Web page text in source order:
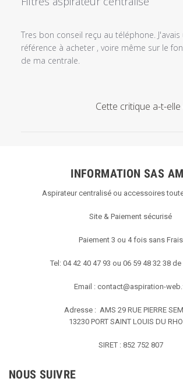
Tres bon conseil reçu au téléphone.
référence à acheter , voire même sur le
de ma centrale.
Cette critique a-t-elle
INFORMATION SAS
Aspirateur centralisé ou accessoires
Site & Paiement sécurisé
Paiement 3 ou 4 fois sans Frais
Tel: 04 42 40 47 93 ou 06 59 48 32 38 de
Email : contact@aspiration-
Adresse : AMS 29 RUE PIERRE
13230 PORT SAINT LOUIS DU
SIRET : 852 752 807
NOUS SUIVRE